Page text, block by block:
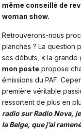
même conseillé de
woman show.
Retrouverons-nous
planches ? La question
ses débuts, « la grande
mon poste propose
émissions du PAF.
première véritable
ressortent de plus en
radio sur Radio Nova,
la Belge, que j’ai